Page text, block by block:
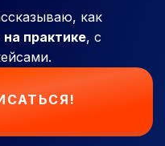
как
на практике, с